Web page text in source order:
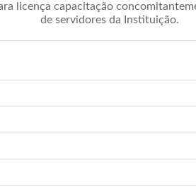
licença capacitação
de servidores da Instituição.